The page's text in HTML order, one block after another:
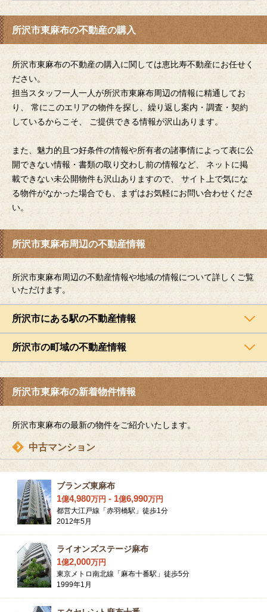
所沢市東麻布の不動産の購入
所沢市東麻布の不動産の購入に関しては恵比寿不動産にお任せく
ださい。
担当スタッフ一人一人が所沢市東麻布周辺の情報に精通してお
り、 常にこのエリアの物件を探し、繰り返し案内・調査・契約
しているからこそ、 ご提供できる情報が沢山あります。
また、魅力的且つ好条件の情報や所有者の諸事情によって表に公
開できない情報・書類の取り交わし前の情報など、 ネットに掲
載できない未公開物件も沢山ありますので、 サイト上で気にな
る物件がなかった場合でも、まずはお気軽にお問い合わせくださ
い。
所沢市東麻布周辺の不動産情報
所沢市東麻布周辺の不動産情報や地域の情報について詳しくご覧
いただけます。
所沢市にある駅の不動産情報
所沢市の町域の不動産情報
所沢市東麻布の新着物件情報
所沢市東麻布の最新の物件をご紹介いたします。
中古マンション
ブランズ東麻布
1億4,980万円 - 1億6,990万円
都営大江戸線「赤羽橋駅」徒歩1分
2012年5月
ライオンズステージ麻布
1億2,000万円
東京メトロ南北線「麻布十番駅」徒歩5分
1999年1月